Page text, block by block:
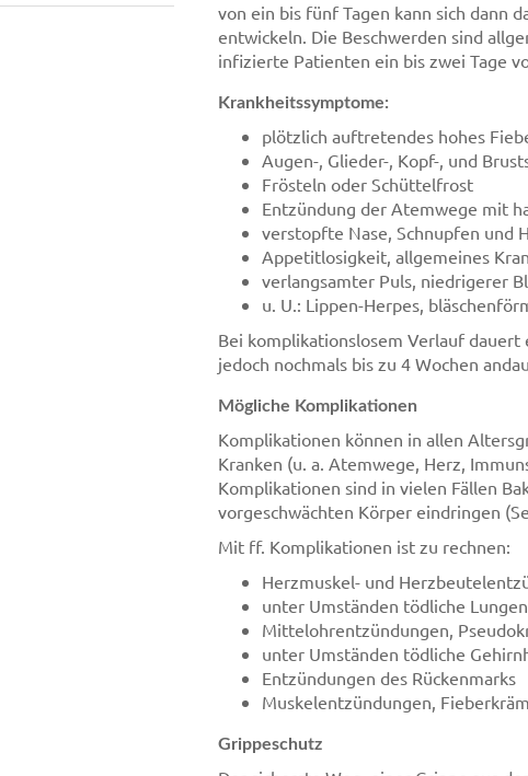
von ein bis fünf Tagen kann sich dann
entwickeln. Die Beschwerden sind
infizierte Patienten ein bis zwei Tage
Krankheitssymptome:
plötzlich auftretendes hohes
Augen-, Glieder-, Kopf-, und
Frösteln oder Schüttelfrost
Entzündung der Atemwege mit
verstopfte Nase, Schnupfen und
Appetitlosigkeit, allgemeines
verlangsamter Puls, niedrigerer
u. U.: Lippen-Herpes,
Bei komplikationslosem Verlauf dauert
jedoch nochmals bis zu 4 Wochen
Mögliche Komplikationen
Komplikationen können in allen
Kranken (u. a. Atemwege, Herz,
Komplikationen sind in vielen Fällen
vorgeschwächten Körper eindringen
Mit ff. Komplikationen ist zu rechnen:
Herzmuskel- und
unter Umständen tödliche
Mittelohrentzündungen,
unter Umständen tödliche
Entzündungen des Rückenmarks
Muskelentzündungen,
Grippeschutz